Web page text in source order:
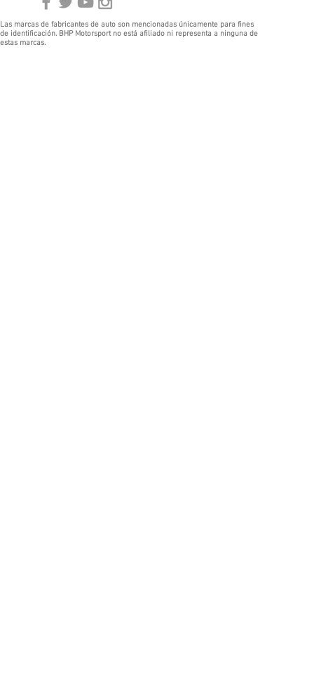
Las marcas de fabricantes de auto son mencionadas únicamente para fines
de identificación. BHP Motorsport no está afiliado ni representa a ninguna de
estas marcas.